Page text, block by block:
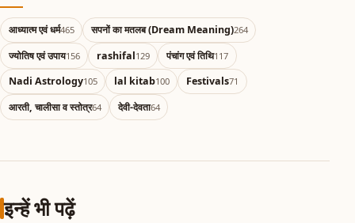
आध्यात्म एवं धर्म465 सपनों का मतलब (Dream Meaning)264
ज्योतिष एवं उपाय156 rashifal129 पंचांग एवं तिथि117
Nadi Astrology105 lal kitab100 Festivals71
आरती, चालीसा व स्तोत्र64 देवी-देवता64
इन्हें भी पढ़ें